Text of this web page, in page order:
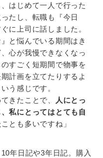
はじめて一人で行った
たし、転職も『今日
に上司に話しました。
と悩んでいる期間はき
心が我慢できなくなっ
すごく短期間で物事を
計画を立てたりするよ
う感じです。
きたことで、
人にとっ
私にとってはとても自
ことも多いですね」
年日記や3年日記。購入